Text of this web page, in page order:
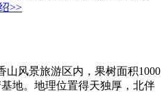
>>
山风景旅游区内，果树面积1000
地。地理位置得天独厚，北伴